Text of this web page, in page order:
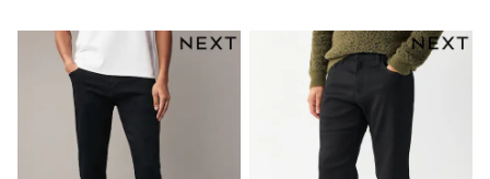
Baby & Toddler
Boots
Half Sizes
School Shoes
Sneakers & Pumps
Wide Fit